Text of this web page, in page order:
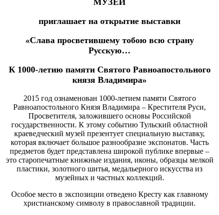
МУЗЕЙ
приглашает на открытие выставки
«Слава просветившему тобою всю страну
Русскую…
К 1000-летию памяти Святого Равноапостольного
князя Владимира»
2015 год ознаменован 1000-летием памяти Святого
Равноапостольного Князя Владимира – Крестителя Руси,
Просветителя, заложившего основы Российской
государственности. К этому событию Тульский областной
краеведческий музей презентует специальную выставку,
которая включает большое разнообразие экспонатов. Часть
предметов будет представлена широкой публике впервые –
это старопечатные книжные издания, иконы, образцы мелкой
пластики, золотного шитья, медальерного искусства из
музейных и частных коллекций.
Особое место в экспозиции отведено Кресту как главному
христианскому символу в православной традиции.